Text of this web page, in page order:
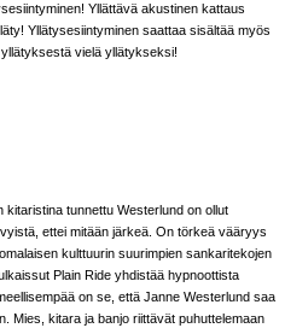
Yllättävä akustinen kattaus
Yllätysesiintyminen saattaa sisältää myös
vielä yllätykseksi!
kitaristina tunnettu Westerlund on ollut
ettei mitään järkeä. On törkeä vääryys
kulttuurin suurimpien sankaritekojen
Plain Ride yhdistää hypnoottista
on se, että Janne Westerlund saa
Mies, kitara ja banjo riittävät puhuttelemaan